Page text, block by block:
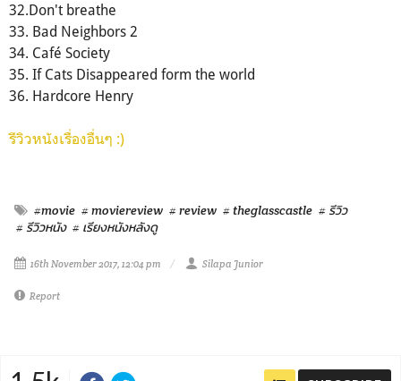
32.Don't breathe
33. Bad Neighbors 2
34. Café Society
35. If Cats Disappeared form the world
36. Hardcore Henry
รีวิวหนังเรื่องอื่นๆ :)
#movie # moviereview # review # theglasscastle # รีวิว
# รีวิวหนัง # เรียงหนังหลังดู
16th November 2017, 12:04 pm Silapa Junior
Report